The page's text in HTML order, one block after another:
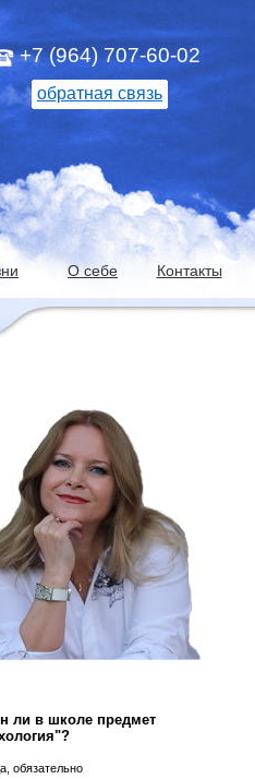
+7 (964) 707-60-02
обратная связь
О себе Контакты
ли в школе предмет
обязательно